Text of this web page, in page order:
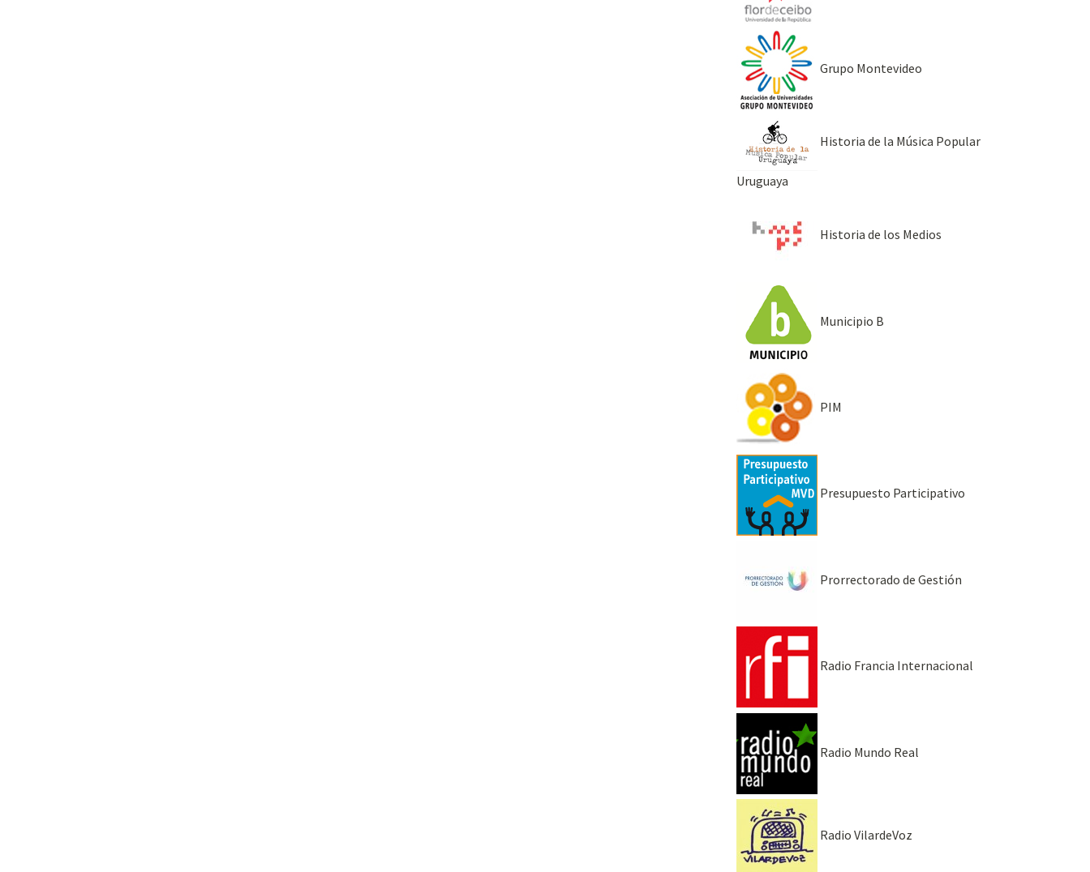
Grupo Montevideo
Historia de la Música Popular
Uruguaya
Historia de los Medios
Municipio B
PIM
Presupuesto Participativo
Prorrectorado de Gestión
Radio Francia Internacional
Radio Mundo Real
Radio VilardeVoz